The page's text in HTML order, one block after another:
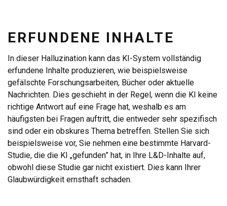
ERFUNDENE INHALTE
In dieser Halluzination kann das KI-System vollständig
erfundene Inhalte produzieren, wie beispielsweise
gefälschte Forschungsarbeiten, Bücher oder aktuelle
Nachrichten. Dies geschieht in der Regel, wenn die KI keine
richtige Antwort auf eine Frage hat, weshalb es am
häufigsten bei Fragen auftritt, die entweder sehr spezifisch
sind oder ein obskures Thema betreffen. Stellen Sie sich
beispielsweise vor, Sie nehmen eine bestimmte Harvard-
Studie, die die KI „gefunden” hat, in Ihre L&D-Inhalte auf,
obwohl diese Studie gar nicht existiert. Dies kann Ihrer
Glaubwürdigkeit ernsthaft schaden.